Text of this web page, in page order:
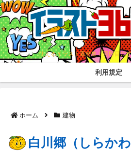
使えるイラスト素材集！普段目に
利用規定
ホーム 建物
白川郷（しらかわ